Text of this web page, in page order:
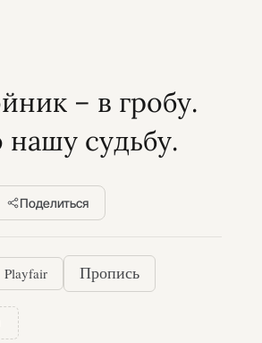
– в гробу.
нашу судьбу.
Поделиться
Playfair Пропись